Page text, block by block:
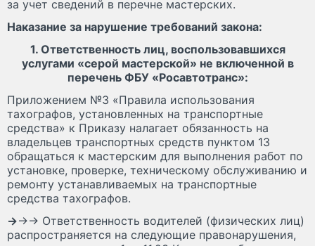
за учет сведений в перечне мастерских.
Наказание за нарушение требований закона:
1. Ответственность лиц, воспользовавшихся
услугами «серой мастерской» не включенной в
перечень ФБУ «Росавтотранс»:
Приложением №3 «Правила использования
тахографов, установленных на транспортные
средства» к Приказу налагает обязанность на
владельцев транспортных средств пунктом 13
обращаться к мастерским для выполнения работ по
установке, проверке, техническому обслуживанию и
ремонту устанавливаемых на транспортные
средства тахографов.
→→→ Ответственность водителей (физических лиц)
распространяется на следующие правонарушения,